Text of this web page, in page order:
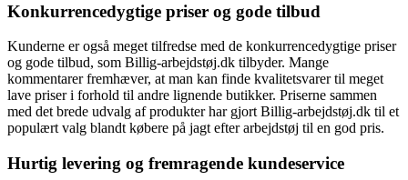
Konkurrencedygtige priser og gode tilbud
Kunderne er også meget tilfredse med de konkurrencedygtige priser
og gode tilbud, som Billig-arbejdstøj.dk tilbyder. Mange
kommentarer fremhæver, at man kan finde kvalitetsvarer til meget
lave priser i forhold til andre lignende butikker. Priserne sammen
med det brede udvalg af produkter har gjort Billig-arbejdstøj.dk til et
populært valg blandt købere på jagt efter arbejdstøj til en god pris.
Hurtig levering og fremragende kundeservice